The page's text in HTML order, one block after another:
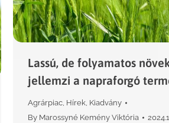
Lassú, de folyamatos
jellemzi a napraforgó
Agrárpiac, Hírek, Kiadvány
By Marossyné Kemény Viktória